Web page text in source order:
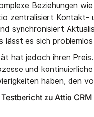
Beziehungen
zentralisiert Kontakt-
synchronisiert
lässt es sich
hat jedoch ihren
und
haben, den
Testbericht zu Attio